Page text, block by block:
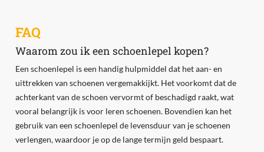
FAQ
Waarom zou ik een schoenlepel kopen?
Een schoenlepel is een handig hulpmiddel dat het aan- en
uittrekken van schoenen vergemakkijkt. Het voorkomt dat de
achterkant van de schoen vervormt of beschadigd raakt, wat
vooral belangrijk is voor leren schoenen. Bovendien kan het
gebruik van een schoenlepel de levensduur van je schoenen
verlengen, waardoor je op de lange termijn geld bespaart.